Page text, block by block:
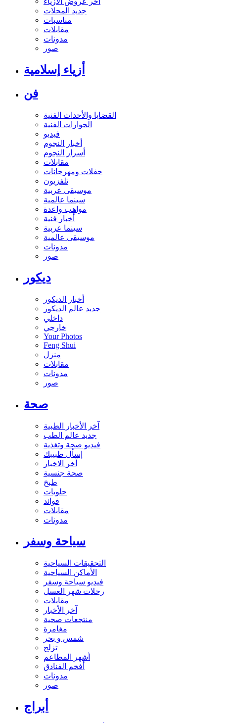
جديد المحلات
مناسبات
مقابلات
مدونات
صور
أزياء إسلامية
فن
القضايا والأحداث الفنية
الحوارات الفنية
فيديو
أخبار النجوم
أسرار النجوم
مقابلات
حفلات ومهرجانات
تلفزيون
موسيقى عربية
سينما عالمية
مواهب واعدة
أخبار فنية
سينما عربية
موسيقى عالمية
مدونات
صور
ديكور
أخبار الديكور
جديد عالم الديكور
داخلي
خارجي
Your Photos
Feng Shui
منزل
مقابلات
مدونات
صور
صحة
آخر الأخبار الطبية
جديد عالم الطب
فيديو صحة وتغذية
إسأل طبيبك
آخر الاخبار
صحة جنسية
طبخ
حلويات
فوائد
مقابلات
مدونات
سياحة وسفر
التحقيقات السياحية
الأماكن السياحية
فيديو سياحة وسفر
رحلات شهر العسل
مقابلات
آخر الأخبار
منتجعات صحية
مغامرة
شمس و بحر
تزلج
أشهر المطاعم
أفخم الفنادق
مدونات
صور
أبراج